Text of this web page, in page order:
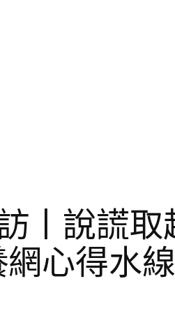
丨說謊
心得水線